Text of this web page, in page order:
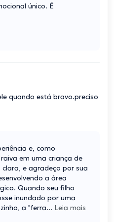
único. É
quando está bravo.preciso
e, como
em uma criança de
e agradeço por sua
a área
Quando seu filho
inundado por uma
a "ferra... Leia mais